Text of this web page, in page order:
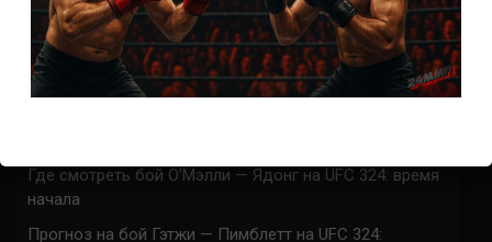
Марафон боев UFC 325 прямая трансляция
UFC 324 прямая трансляция
Марафон боев UFC 324 прямая трансляция
Где смотреть бой О’Мэлли — Ядонг на UFC 324: время
начала
Прогноз на бой Гэтжи — Пимблетт на UFC 324: